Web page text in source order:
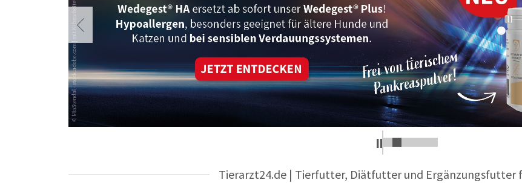
Tierarzt24.de | Tierfutter, Diätfutter und Ergänzungsfutter